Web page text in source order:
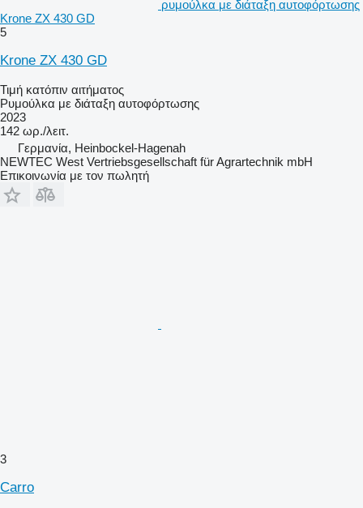
ρυμούλκα με διάταξη αυτοφόρτωσης
Krone ZX 430 GD
5
Krone ZX 430 GD
Τιμή κατόπιν αιτήματος
Ρυμούλκα με διάταξη αυτοφόρτωσης
2023
142 ωρ./λειτ.
Γερμανία, Heinbockel-Hagenah
NEWTEC West Vertriebsgesellschaft für Agrartechnik mbH
Επικοινωνία με τον πωλητή
3
Carro